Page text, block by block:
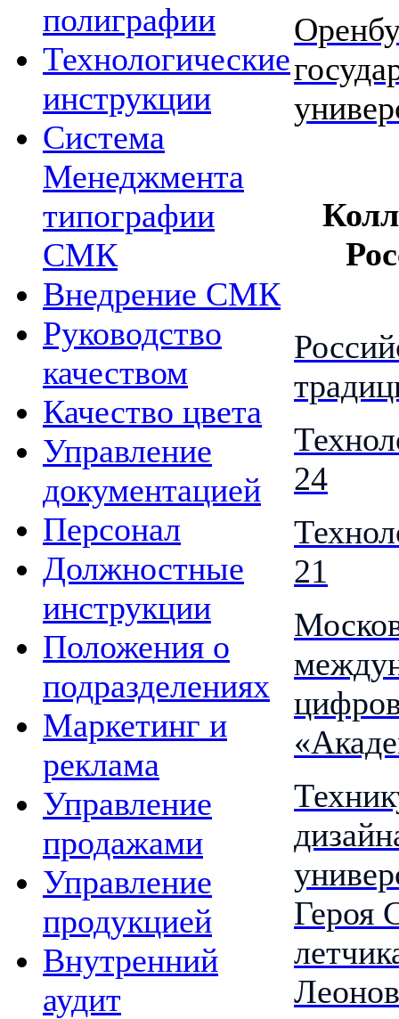
полиграфии
Технологические
инструкции
Система
Менеджмента
типографии
СМК
Внедрение СМК
Руководство
качеством
Качество цвета
Управление
документацией
Персонал
Должностные
инструкции
Положения о
подразделениях
Маркетинг и
реклама
Управление
продажами
Управление
продукцией
Внутренний
аудит
24
21
Героя